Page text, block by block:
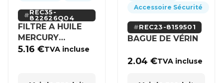
REC35-
822626Q04
FILTRE A HUILE
MERCURY
MERCRUISER
5.16€TVA incluse
Accessoire Sécurité
REC23-8159501
BAGUE DE VÉRIN
2.04€TVA incluse